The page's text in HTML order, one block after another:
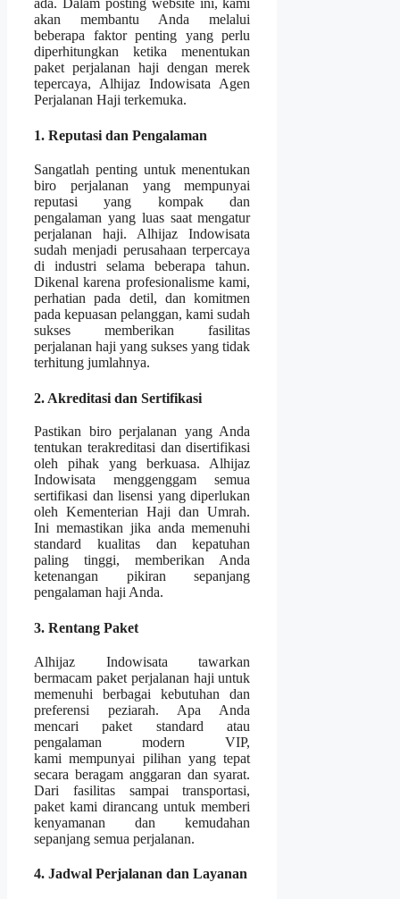
ada. Dalam posting website ini, kami
akan membantu Anda melalui
beberapa faktor penting yang perlu
diperhitungkan ketika menentukan
paket perjalanan haji dengan merek
tepercaya, Alhijaz Indowisata Agen
Perjalanan Haji terkemuka.
1. Reputasi dan Pengalaman
Sangatlah penting untuk menentukan
biro perjalanan yang mempunyai
reputasi yang kompak dan
pengalaman yang luas saat mengatur
perjalanan haji. Alhijaz Indowisata
sudah menjadi perusahaan terpercaya
di industri selama beberapa tahun.
Dikenal karena profesionalisme kami,
perhatian pada detil, dan komitmen
pada kepuasan pelanggan, kami sudah
sukses memberikan fasilitas
perjalanan haji yang sukses yang tidak
terhitung jumlahnya.
2. Akreditasi dan Sertifikasi
Pastikan biro perjalanan yang Anda
tentukan terakreditasi dan disertifikasi
oleh pihak yang berkuasa. Alhijaz
Indowisata menggenggam semua
sertifikasi dan lisensi yang diperlukan
oleh Kementerian Haji dan Umrah.
Ini memastikan jika anda memenuhi
standard kualitas dan kepatuhan
paling tinggi, memberikan Anda
ketenangan pikiran sepanjang
pengalaman haji Anda.
3. Rentang Paket
Alhijaz Indowisata tawarkan
bermacam paket perjalanan haji untuk
memenuhi berbagai kebutuhan dan
preferensi peziarah. Apa Anda
mencari paket standard atau
pengalaman modern VIP,
kami mempunyai pilihan yang tepat
secara beragam anggaran dan syarat.
Dari fasilitas sampai transportasi,
paket kami dirancang untuk memberi
kenyamanan dan kemudahan
sepanjang semua perjalanan.
4. Jadwal Perjalanan dan Layanan